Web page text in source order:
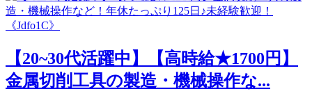
【20~30代活躍中】【高時給★1700円】
金属切削工具の製造・機械操作な...